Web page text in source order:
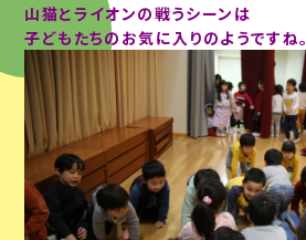
山猫とライオンの戦うシーンは
子どもたちのお気に入りのようですね。